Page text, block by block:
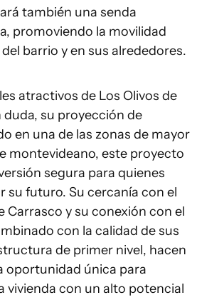
también una senda
promoviendo la movilidad
barrio y en sus alrededores.
atractivos de Los Olivos de
duda, su proyección de
en una de las zonas de mayor
montevideano, este proyecto
segura para quienes
su futuro. Su cercanía con el
Carrasco y su conexión con el
con la calidad de sus
de primer nivel, hacen
oportunidad única para
vivienda con un alto potencial